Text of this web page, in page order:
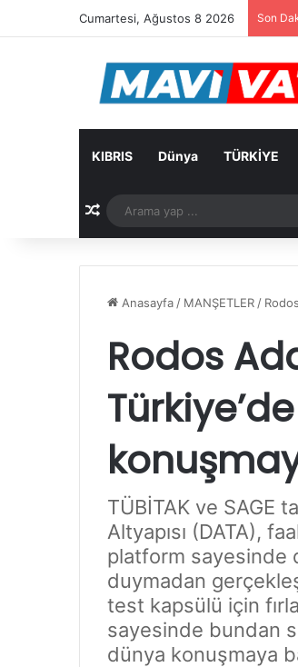
Cumartesi, Ağustos 8 2026 Son
KIBRIS Dünya TÜRKİYE
Rastgele Makale
Anasayfa / MANŞETLER /
Rodos
TÜBİTAK ve SAGE
Altyapısı (DATA),
platform sayesinde
duymadan
test kapsülü için
sayesinde bundan
dünya konuşmaya